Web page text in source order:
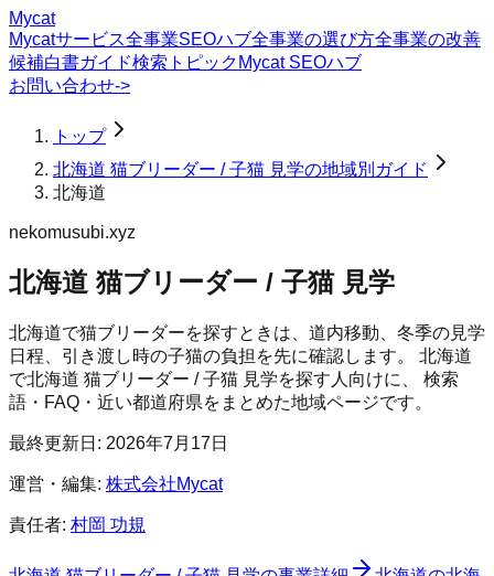
Mycat
Mycatサービス全事業SEOハブ全事業の選び方全事業の改善
候補白書ガイド検索トピック Mycat SEOハブ
お問い合わせ->
トップ
北海道 猫ブリーダー / 子猫 見学の地域別ガイド
北海道
nekomusubi.xyz
北海道 猫ブリーダー / 子猫 見学
北海道で猫ブリーダーを探すときは、道内移動、冬季の見学
日程、引き渡し時の子猫の負担を先に確認します。 北海道
で北海道 猫ブリーダー / 子猫 見学を探す人向けに、 検索
語・FAQ・近い都道府県をまとめた地域ページです。
最終更新日: 2026年7月17日
運営・編集: 株式会社Mycat
責任者: 村岡 功規